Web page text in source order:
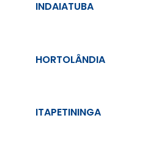
INDAIATUBA
HORTOLÂNDIA
ITAPETININGA